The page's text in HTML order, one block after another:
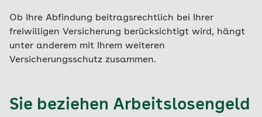
Ob Ihre Abfindung beitragsrechtlich bei Ihrer
freiwilligen Versicherung berücksichtigt wird, hängt
unter anderem mit Ihrem weiteren
Versicherungsschutz zusammen.
Sie beziehen Arbeitslosengeld